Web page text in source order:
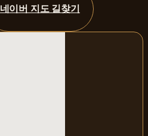
네이버 지도 길찾기